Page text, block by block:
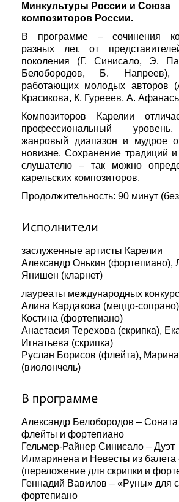
Минкультуры России и Союза
композиторов России.
В программе – сочинения
разных лет, от
поколения (Г. Синисало, Э.
Белобородов, Б.
работающих молодых авторов
Красикова, К. Гурееев, А.
Композиторов Карелии
профессиональный
жанровый диапазон и мудрое
новизне. Сохранение традиций
слушателю – так можно
карельских композиторов.
Продолжительность: 90 минут
Исполнители
заслуженные артисты Карелии
Александр Онькин (фортепиано),
Янишен (кларнет)
лауреаты международных
Алина Кардакова (меццо-
Костина (фортепиано)
Анастасия Терехова (скрипка),
Игнатьева (скрипка)
Руслан Борисов (флейта),
(виолончель)
В программе
Александр Белобородов – Соната
флейты и фортепиано
Гельмер-Райнер Синисало – Дуэт
Илмаринена и Невесты из
(переложение для скрипки и
Геннадий Вавилов – «Руны» для
фортепиано